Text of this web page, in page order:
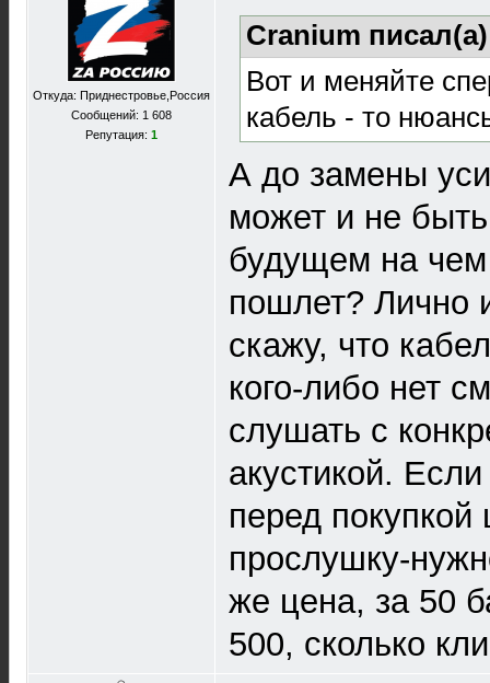
Откуда: Приднестровье,Россия
Сообщений: 1 608
Репутация: 1
Cranium
Вот и меняйте
кабель - то
А до замены
может и не
будущем на
пошлет? Лично
скажу, что
кого-либо нет
слушать с
акустикой. Если
перед
прослушку-
же цена, за 50
500, сколько